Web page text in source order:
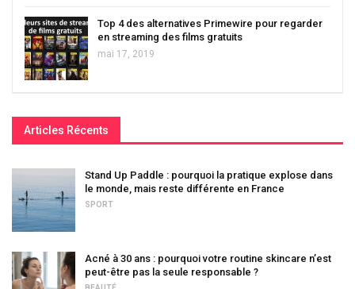
Top 4 des alternatives Primewire pour regarder
en streaming des films gratuits
mai 17, 2019
Articles Récents
Stand Up Paddle : pourquoi la pratique explose dans
le monde, mais reste différente en France
SPORT
Acné à 30 ans : pourquoi votre routine skincare n’est
peut-être pas la seule responsable ?